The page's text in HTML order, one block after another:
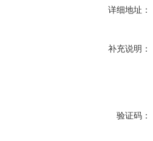
详细地址：
补充说明：
验证码：